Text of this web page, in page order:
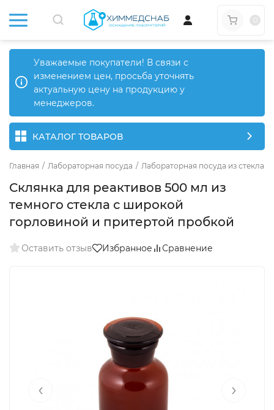
Уважаемые покупатели! В связи с
изменением цен, просьба уточнять
актуальную цену на продукцию у
менеджеров.
КАТАЛОГ ТОВАРОВ
Главная / Лабораторная посуда / Лабораторная посуда из стекла
Склянка для реактивов 500 мл из
темного стекла с широкой
горловиной и притертой пробкой
Оставить отзыв Избранное Сравнение
‹ ›